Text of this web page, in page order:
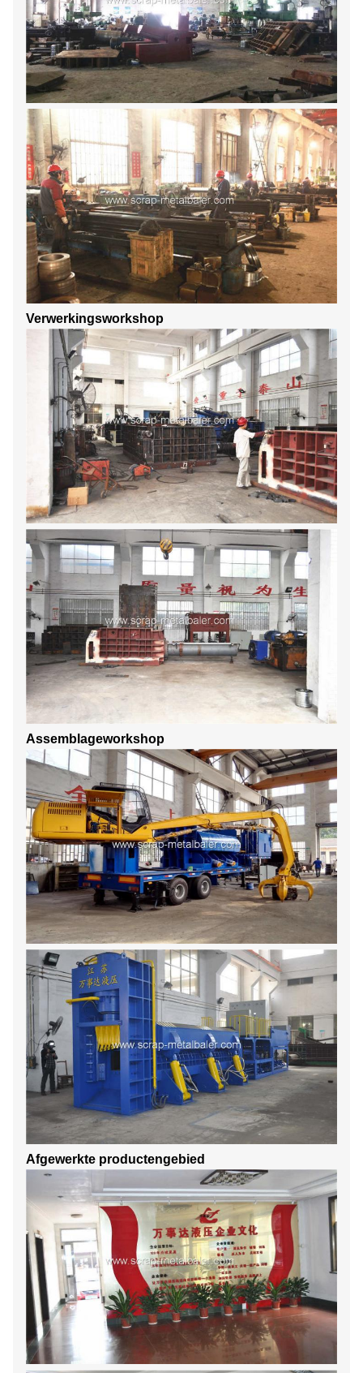
Verwerkingsworkshop
Assemblageworkshop
Afgewerkte productengebied